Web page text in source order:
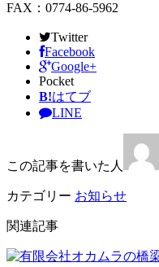
FAX：0774-86-5962
Twitter
Facebook
Google+
Pocket
B!はてブ
LINE
この記事を書いた人
カテゴリー お知らせ
関連記事